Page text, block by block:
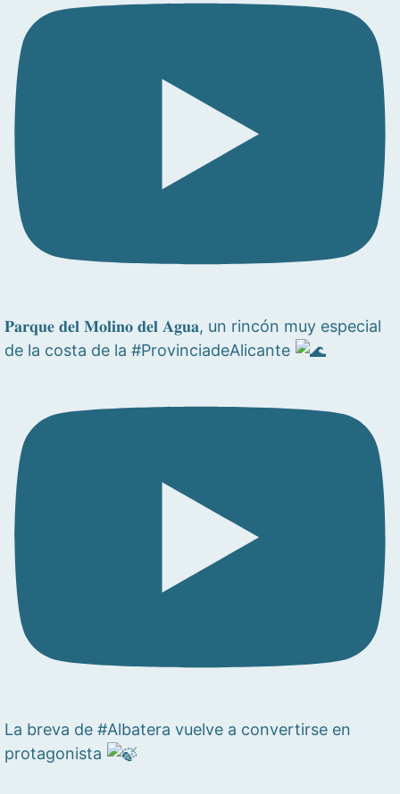
𝐏𝐚𝐫𝐪𝐮𝐞 𝐝𝐞𝐥 𝐌𝐨𝐥𝐢𝐧𝐨 𝐝𝐞𝐥 𝐀𝐠𝐮𝐚, un rincón muy especial
de la costa de la #ProvinciadeAlicante
La breva de #Albatera vuelve a convertirse en
protagonista